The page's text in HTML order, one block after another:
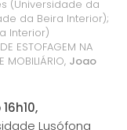
(Universidade da
da Beira Interior);
Interior)
ESTOFAGEM NA
MOBILIÁRIO, Joao
Lusófona